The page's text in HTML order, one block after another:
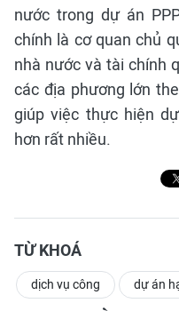
nước trong dự án
chính là cơ quan chủ
nhà nước và tài chính
các địa phương lớn
giúp việc thực hiện
hơn rất nhiều.
TỪ KHOÁ
dịch vụ công dự án